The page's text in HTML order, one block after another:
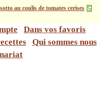
au coulis de tomates cerises
Dans vos favoris
Qui sommes nous